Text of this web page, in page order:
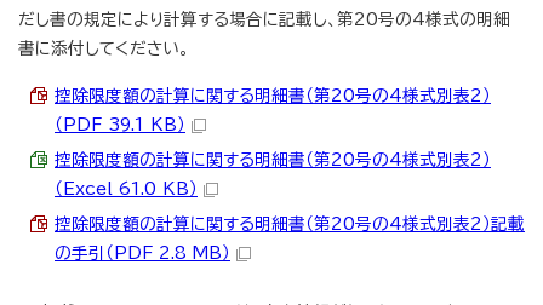
だし書の規定により計算する場合に記載し、第20号の4様式の明細
書に添付してください。
控除限度額の計算に関する明細書（第20号の4様式別表2）
（PDF 39.1 KB）
控除限度額の計算に関する明細書（第20号の4様式別表2）
（Excel 61.0 KB）
控除限度額の計算に関する明細書（第20号の4様式別表2）記載
の手引（PDF 2.8 MB）